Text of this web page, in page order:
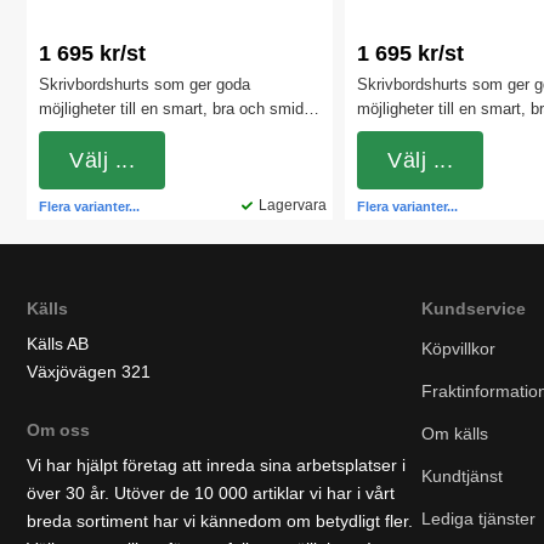
1 695 kr/st
Skrivbordshurts som ger goda
möjligheter till en smart, bra och smidig
förvaring av mindre kontorsföremål och
dokument. Exempelvis
anteckningsblock, post-it lappar, pennor
och suddigummi. Finns med 3 olikaLagervara
Flera varianter...
Välj ...
1 695 kr/st
Skrivbordshurts som ger
möjligheter till en smart,
förvaring av mindre
dokument. Exempelvis
anteckningsblock, post-it
och suddigummi. Finns
Flera varianter...
Välj ...
Källs
Källs AB
Växjövägen 321
Om oss
Vi har hjälpt företag att inreda sina arbetsplatser i
över 30 år. Utöver de 10 000 artiklar vi har i vårt
breda sortiment har vi kännedom om betydligt fler.
Kundservice
Köpvillkor
Om källs
Kundtjänst
Lediga tjänster